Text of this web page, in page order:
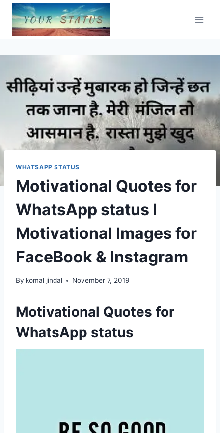
Skip
content
WHATSAPP STATUS
Motivational Quotes for
WhatsApp status I
Motivational Images for
FaceBook & Instagram
By komal jindal November 7, 2019
Motivational Quotes for
WhatsApp status